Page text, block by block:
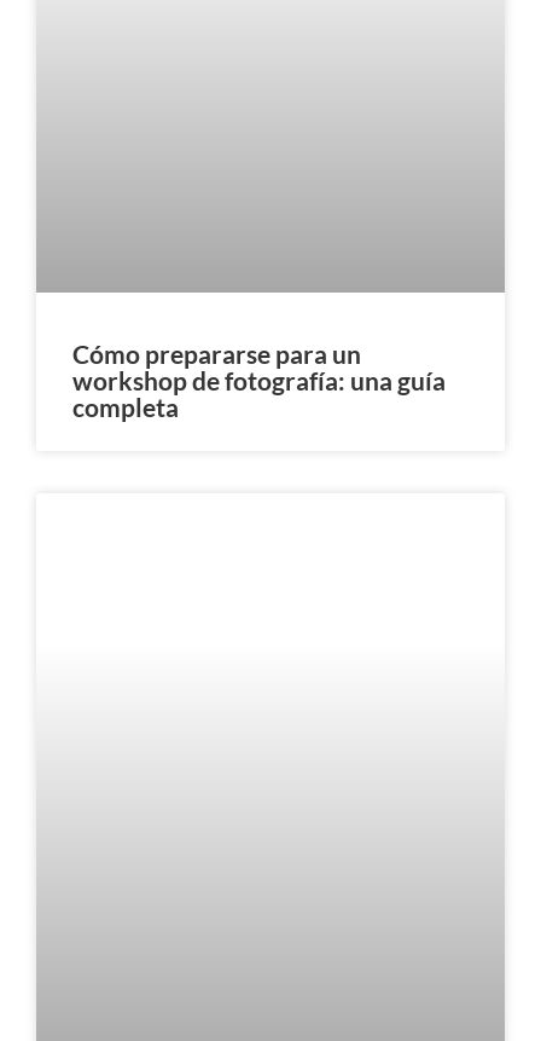
Cómo prepararse para un
workshop de fotografía: una guía
completa